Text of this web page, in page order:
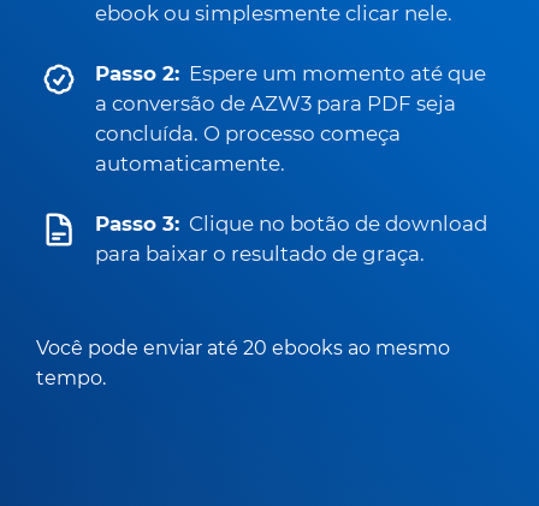
ebook ou simplesmente clicar nele.
Passo 2: Espere um momento até que
a conversão de AZW3 para PDF seja
concluída. O processo começa
automaticamente.
Passo 3: Clique no botão de download
para baixar o resultado de graça.
Você pode enviar até 20 ebooks ao mesmo
tempo.